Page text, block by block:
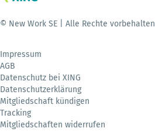
© New Work SE | Alle Rechte vorbehalten
Impressum
AGB
Datenschutz bei XING
Datenschutzerklärung
Mitgliedschaft kündigen
Tracking
Mitgliedschaften widerrufen